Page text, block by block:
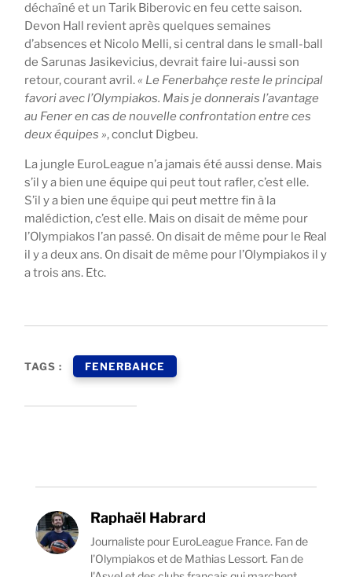
déchaîné et un Tarik Biberovic en feu cette saison.
Devon Hall revient après quelques semaines
d’absences et Nicolo Melli, si central dans le small-ball
de Sarunas Jasikevicius, devrait faire lui-aussi son
retour, courant avril.« Le Fenerbahçe reste le principal
favori avec l’Olympiakos. Mais je donnerais l’avantage
au Fener en cas de nouvelle confrontation entre ces
deux équipes », conclut Digbeu.
La jungle EuroLeague n’a jamais été aussi dense. Mais
s’il y a bien une équipe qui peut tout rafler, c’est elle.
S’il y a bien une équipe qui peut mettre fin à la
malédiction, c’est elle. Mais on disait de même pour
l’Olympiakos l’an passé. On disait de même pour le Real
il y a deux ans. On disait de même pour l’Olympiakos il y
a trois ans. Etc.
TAGS : FENERBAHCE
Raphaël Habrard
Journaliste pour EuroLeague France. Fan de
l'Olympiakos et de Mathias Lessort. Fan de